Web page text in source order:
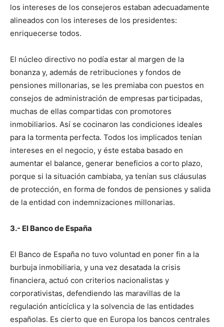
los intereses de los consejeros estaban adecuadamente
alineados con los intereses de los presidentes:
enriquecerse todos.
El núcleo directivo no podía estar al margen de la
bonanza y, además de retribuciones y fondos de
pensiones millonarias, se les premiaba con puestos en
consejos de administración de empresas participadas,
muchas de ellas compartidas con promotores
inmobiliarios. Así se cocinaron las condiciones ideales
para la tormenta perfecta. Todos los implicados tenían
intereses en el negocio, y éste estaba basado en
aumentar el balance, generar beneficios a corto plazo,
porque si la situación cambiaba, ya tenían sus cláusulas
de protección, en forma de fondos de pensiones y salida
de la entidad con indemnizaciones millonarias.
3.- El Banco de España
El Banco de España no tuvo voluntad en poner fin a la
burbuja inmobiliaria, y una vez desatada la crisis
financiera, actuó con criterios nacionalistas y
corporativistas, defendiendo las maravillas de la
regulación anticíclica y la solvencia de las entidades
españolas. Es cierto que en Europa los bancos centrales